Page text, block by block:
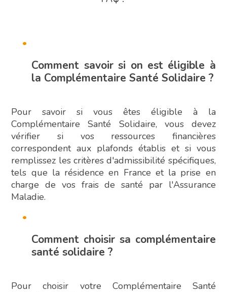
Comment savoir si on est éligible à
la Complémentaire Santé Solidaire ?
Pour savoir si vous êtes éligible à la
Complémentaire Santé Solidaire, vous devez
vérifier si vos ressources financières
correspondent aux plafonds établis et si vous
remplissez les critères d'admissibilité spécifiques,
tels que la résidence en France et la prise en
charge de vos frais de santé par l'Assurance
Maladie.
Comment choisir sa complémentaire
santé solidaire ?
Pour choisir votre Complémentaire Santé